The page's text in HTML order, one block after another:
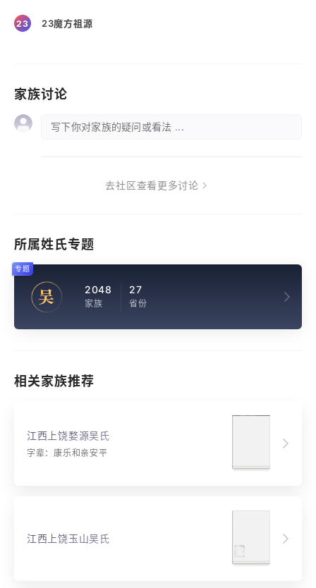
23 23魔方祖源
家族讨论
写下你对家族的疑问或看法 ...
去社区查看更多讨论
所属姓氏专题
吴 2048
家族
27
省份
专题
相关家族推荐
江西上饶婺源吴氏
字辈：康乐和亲安平
江西上饶玉山吴氏